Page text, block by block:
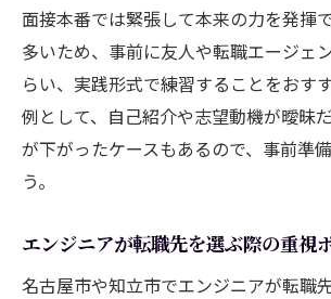
面接本番では緊張して本来の力を発揮
多いため、事前に友人や転職エージェ
らい、実践形式で練習することをおす
例として、自己紹介や志望動機が曖昧
が下がったケースもあるので、事前準
う。
エンジニアが転職先を選ぶ際の重視
名古屋市や知立市でエンジニアが転職